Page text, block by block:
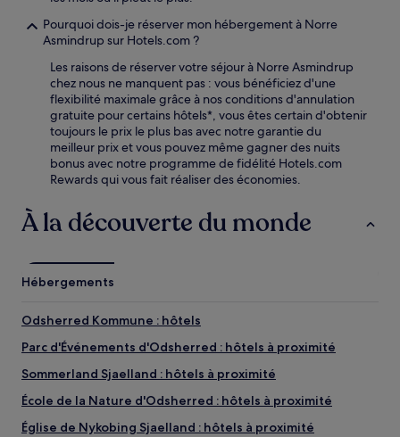
Pourquoi dois-je réserver mon hébergement à Norre
Asmindrup sur Hotels.com ?
Les raisons de réserver votre séjour à Norre Asmindrup
chez nous ne manquent pas : vous bénéficiez d'une
flexibilité maximale grâce à nos conditions d'annulation
gratuite pour certains hôtels*, vous êtes certain d'obtenir
toujours le prix le plus bas avec notre garantie du
meilleur prix et vous pouvez même gagner des nuits
bonus avec notre programme de fidélité Hotels.com
Rewards qui vous fait réaliser des économies.
À la découverte du monde
Hébergements
Odsherred Kommune : hôtels
Parc d'Événements d'Odsherred : hôtels à proximité
Sommerland Sjaelland : hôtels à proximité
École de la Nature d'Odsherred : hôtels à proximité
Église de Nykobing Sjaelland : hôtels à proximité